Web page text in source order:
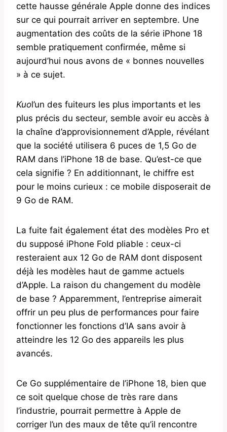
cette hausse générale Apple donne des indices
sur ce qui pourrait arriver en septembre. Une
augmentation des coûts de la série iPhone 18
semble pratiquement confirmée, même si
aujourd’hui nous avons de « bonnes nouvelles
» à ce sujet.
Kuol’un des fuiteurs les plus importants et les
plus précis du secteur, semble avoir eu accès à
la chaîne d’approvisionnement d’Apple, révélant
que la société utilisera 6 puces de 1,5 Go de
RAM dans l’iPhone 18 de base. Qu’est-ce que
cela signifie ? En additionnant, le chiffre est
pour le moins curieux : ce mobile disposerait de
9 Go de RAM.
La fuite fait également état des modèles Pro et
du supposé iPhone Fold pliable : ceux-ci
resteraient aux 12 Go de RAM dont disposent
déjà les modèles haut de gamme actuels
d’Apple. La raison du changement du modèle
de base ? Apparemment, l’entreprise aimerait
offrir un peu plus de performances pour faire
fonctionner les fonctions d’IA sans avoir à
atteindre les 12 Go des appareils les plus
avancés.
Ce Go supplémentaire de l’iPhone 18, bien que
ce soit quelque chose de très rare dans
l’industrie, pourrait permettre à Apple de
corriger l’un des maux de tête qu’il rencontre